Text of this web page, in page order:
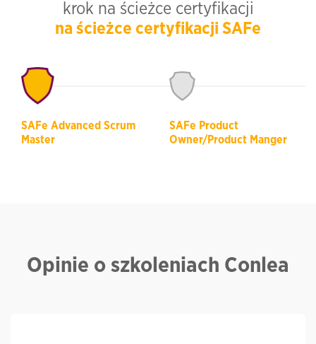
krok na ścieżce certyfikacji
na ścieżce certyfikacji SAFe
SAFe Advanced Scrum
Master
SAFe Product
Owner/Product Manger
Opinie o szkoleniach Conlea